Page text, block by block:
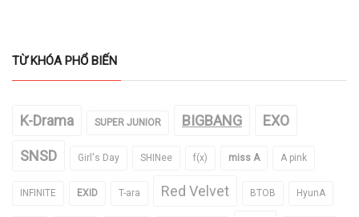
TỪ KHÓA PHỔ BIẾN
K-Drama SUPER JUNIOR BIGBANG EXO
SNSD Girl's Day SHINee f(x) miss A A pink
INFINITE EXID T-ara Red Velvet BTOB HyunA